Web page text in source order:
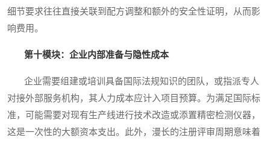
细节要求往往直接关联到配方调整和额外的安全性证明，从而影
响费用。
第十模块：企业内部准备与隐性成本
企业需要组建或培训具备国际法规知识的团队，或指派专人
对接外部服务机构，其人力成本应计入项目预算。为满足国际标
准，可能需要对现有生产线进行技术改造或添置精密检测仪器，
这是一次性的大额资本支出。此外，漫长的注册评审周期意味着